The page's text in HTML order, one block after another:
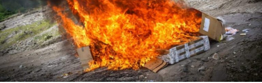
Según Cruz Verde, la nueva unidad permitirá brindar
una atención más rápida y eficiente a la población,
fortaleciendo la labor que los socorristas y voluntarios
realizan de manera permanente en beneficio de las
familias de Quezaltepeque y comunidades cercanas.